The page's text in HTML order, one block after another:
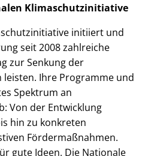
Klimaschutzinitiative
initiiert und
seit 2008 zahlreiche
zur Senkung der
Ihre Programme und
Spektrum an
Von der Entwicklung
hin zu konkreten
Fördermaßnahmen.
gute Ideen. Die Nationale